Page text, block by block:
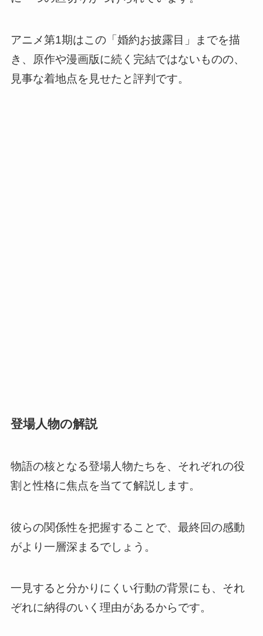
アニメ第1期はこの「婚約お披露目」までを描
き、原作や漫画版に続く完結ではないものの、
見事な着地点を見せたと評判です。
登場人物の解説
物語の核となる登場人物たちを、それぞれの役
割と性格に焦点を当てて解説します。
彼らの関係性を把握することで、最終回の感動
がより一層深まるでしょう。
一見すると分かりにくい行動の背景にも、それ
ぞれに納得のいく理由があるからです。